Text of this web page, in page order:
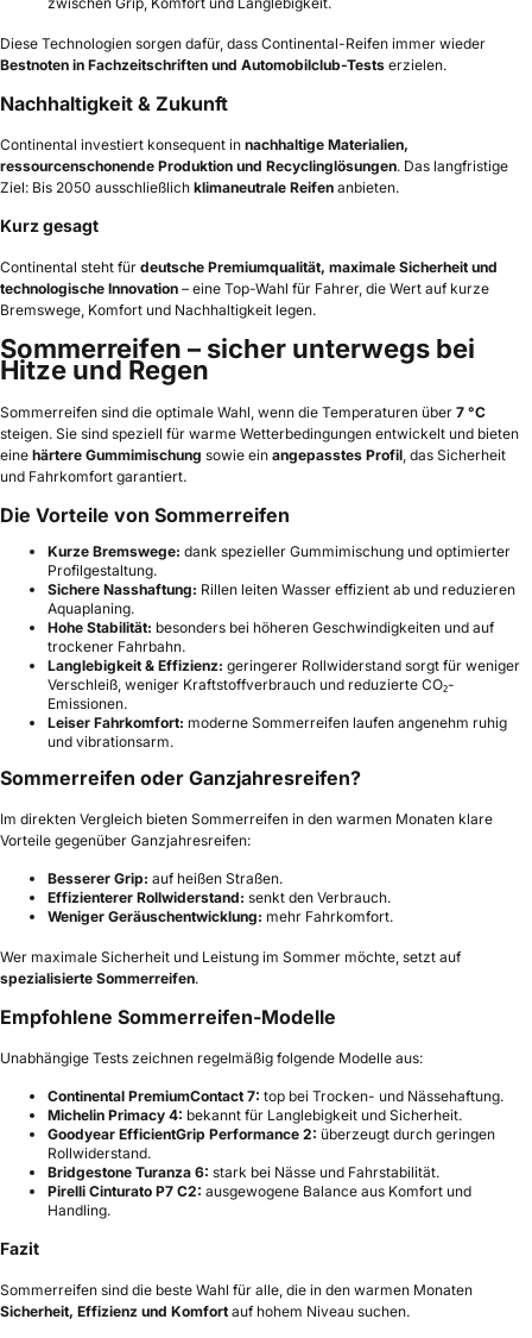
Diese Technologien sorgen dafür, dass Continental-Reifen immer wieder
Bestnoten in Fachzeitschriften und Automobilclub-Tests erzielen.
Nachhaltigkeit & Zukunft
Continental investiert konsequent in nachhaltige Materialien,
ressourcenschonende Produktion und Recyclinglösungen. Das langfristige
Ziel: Bis 2050 ausschließlich klimaneutrale Reifen anbieten.
Kurz gesagt
Continental steht für deutsche Premiumqualität, maximale Sicherheit und
technologische Innovation – eine Top-Wahl für Fahrer, die Wert auf kurze
Bremswege, Komfort und Nachhaltigkeit legen.
Sommerreifen – sicher unterwegs bei
Hitze und Regen
Sommerreifen sind die optimale Wahl, wenn die Temperaturen über 7 °C
steigen. Sie sind speziell für warme Wetterbedingungen entwickelt und bieten
eine härtere Gummimischung sowie ein angepasstes Profil, das Sicherheit
und Fahrkomfort garantiert.
Die Vorteile von Sommerreifen
Kurze Bremswege: dank spezieller Gummimischung und optimierter
Profilgestaltung.
Sichere Nasshaftung: Rillen leiten Wasser effizient ab und reduzieren
Aquaplaning.
Hohe Stabilität: besonders bei höheren Geschwindigkeiten und auf
trockener Fahrbahn.
Langlebigkeit & Effizienz: geringerer Rollwiderstand sorgt für weniger
Verschleiß, weniger Kraftstoffverbrauch und reduzierte CO₂-
Emissionen.
Leiser Fahrkomfort: moderne Sommerreifen laufen angenehm ruhig
und vibrationsarm.
Sommerreifen oder Ganzjahresreifen?
Im direkten Vergleich bieten Sommerreifen in den warmen Monaten klare
Vorteile gegenüber Ganzjahresreifen:
Besserer Grip: auf heißen Straßen.
Effizienterer Rollwiderstand: senkt den Verbrauch.
Weniger Geräuschentwicklung: mehr Fahrkomfort.
Wer maximale Sicherheit und Leistung im Sommer möchte, setzt auf
spezialisierte Sommerreifen.
Empfohlene Sommerreifen-Modelle
Unabhängige Tests zeichnen regelmäßig folgende Modelle aus:
Continental PremiumContact 7: top bei Trocken- und Nässehaftung.
Michelin Primacy 4: bekannt für Langlebigkeit und Sicherheit.
Goodyear EfficientGrip Performance 2: überzeugt durch geringen
Rollwiderstand.
Bridgestone Turanza 6: stark bei Nässe und Fahrstabilität.
Pirelli Cinturato P7 C2: ausgewogene Balance aus Komfort und
Handling.
Fazit
Sommerreifen sind die beste Wahl für alle, die in den warmen Monaten
Sicherheit, Effizienz und Komfort auf hohem Niveau suchen.